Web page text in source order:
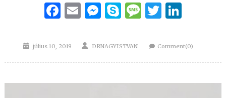
Facebook
EmailMessenger
Skype
Message
Twitter
Posted
július 10, 2019 Author
DRNAGYISTVAN Comment(0)